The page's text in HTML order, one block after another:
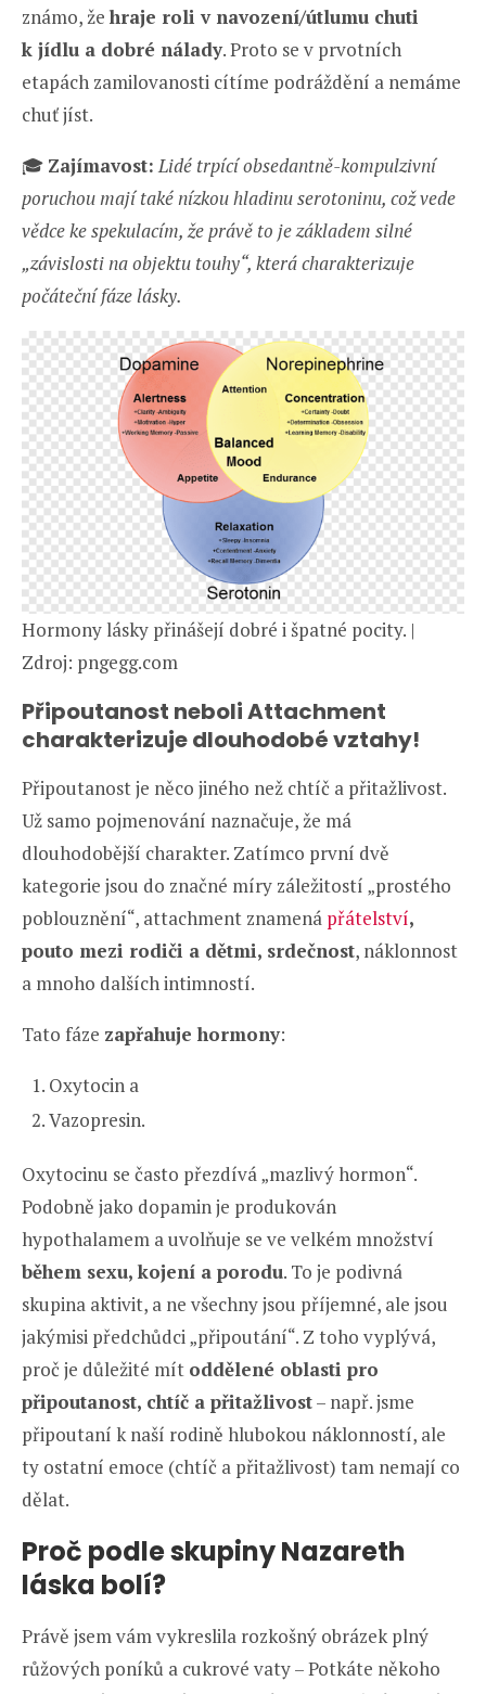
známo, že hraje roli v navození/útlumu chuti
k jídlu a dobré nálady. Proto se v prvotních
etapách zamilovanosti cítíme podráždění a nemáme
chuť jíst.
🎓 Zajímavost: Lidé trpící obsedantně-kompulzivní
poruchou mají také nízkou hladinu serotoninu, což vede
vědce ke spekulacím, že právě to je základem silné
„závislosti na objektu touhy“, která charakterizuje
počáteční fáze lásky.
Hormony lásky přinášejí dobré i špatné pocity. |
Zdroj: pngegg.com
Připoutanost neboli Attachment
charakterizuje dlouhodobé vztahy!
Připoutanost je něco jiného než chtíč a přitažlivost.
Už samo pojmenování naznačuje, že má
dlouhodobější charakter. Zatímco první dvě
kategorie jsou do značné míry záležitostí „prostého
poblouznění“, attachment znamená přátelství,
pouto mezi rodiči a dětmi, srdečnost, náklonnost
a mnoho dalších intimností.
Tato fáze zapřahuje hormony:
Oxytocin a
Vazopresin.
Oxytocinu se často přezdívá „mazlivý hormon“.
Podobně jako dopamin je produkován
hypothalamem a uvolňuje se ve velkém množství
během sexu, kojení a porodu. To je podivná
skupina aktivit, a ne všechny jsou příjemné, ale jsou
jakýmisi předchůdci „připoutání“. Z toho vyplývá,
proč je důležité mít oddělené oblasti pro
připoutanost, chtíč a přitažlivost– např. jsme
připoutaní k naší rodině hlubokou náklonností, ale
ty ostatní emoce (chtíč a přitažlivost) tam nemají co
dělat.
Proč podle skupiny Nazareth
láska bolí?
Právě jsem vám vykreslila rozkošný obrázek plný
růžových poníků a cukrové vaty – Potkáte někoho